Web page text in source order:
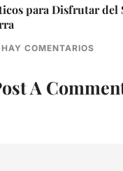
para Disfrutar del
COMENTARIOS
A